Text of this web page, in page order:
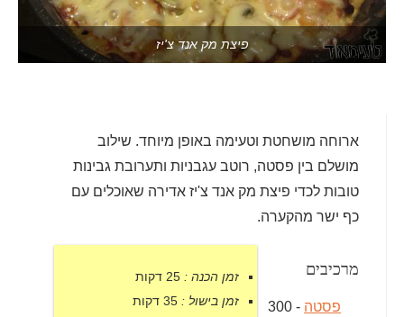
פיצת מק אנד צ'יז
ארוחה מושחטת וטעימה באופן מיוחד. שילוב
מושלם בין פסטה, רוטב עגבניות ותערובת גבינות
טובות לכדי פיצת מק אנד צ'יז אדירה שאוכלים עם
כף ישר מהקערה.
זמן הכנה : 25 דקות
זמן בישול : 35 דקות
מרכיבים
פסטה
- 300